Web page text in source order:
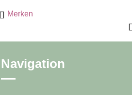
Varianten
können
auf
der
Merken
Navigation